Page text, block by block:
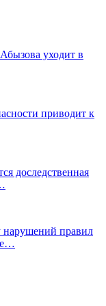
уходит в
приводит к
доследственная
нарушений правил